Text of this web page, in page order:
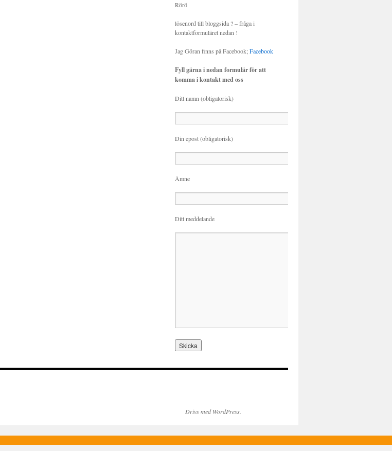
Rörö
lösenord till bloggsida ? – fråga i
kontaktformuläret nedan !
Jag Göran finns på Facebook;Facebook
Fyll gärna i nedan formulär för att
komma i kontakt med oss
Ditt namn (obligatorisk)
Din epost (obligatorisk)
Ämne
Ditt meddelande
Drivs med WordPress.